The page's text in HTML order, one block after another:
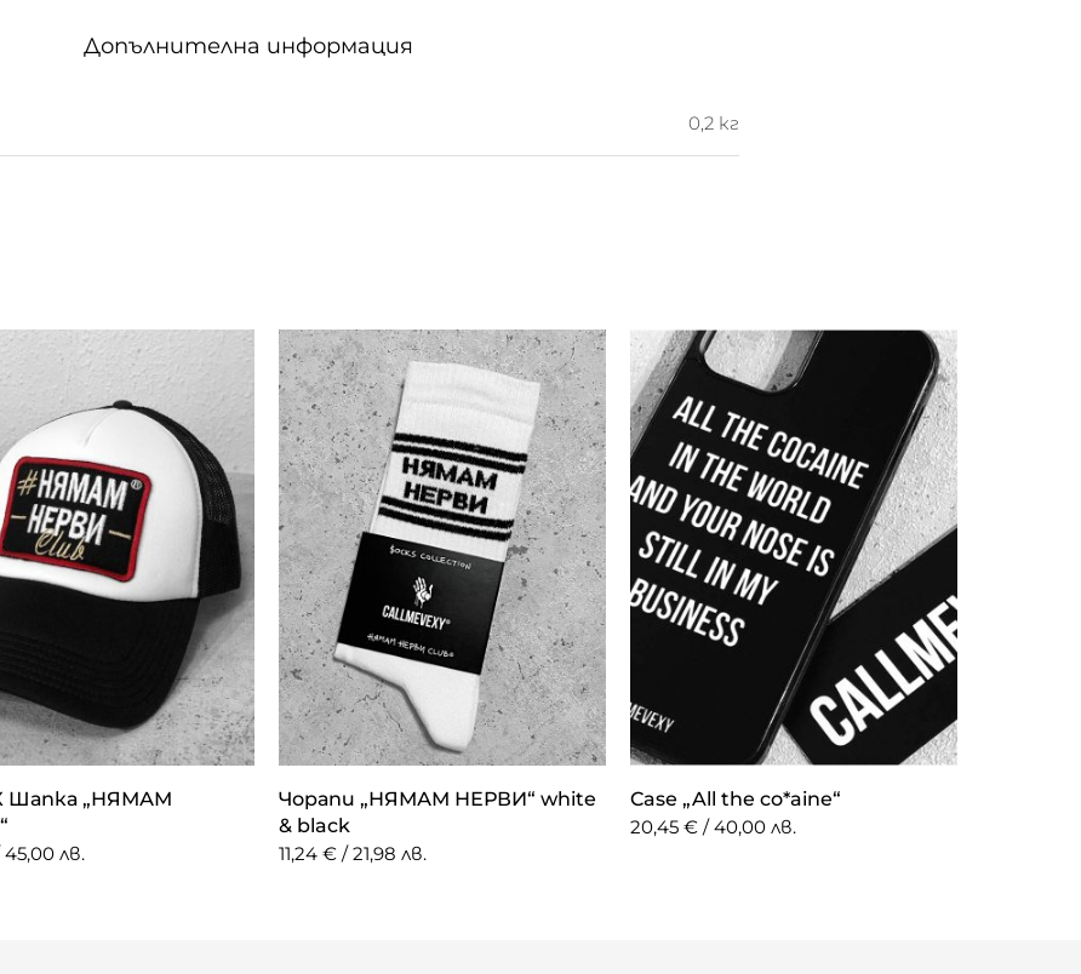
Допълнителна информация
0,2 кг
Шапка „НЯМАМ
45,00 лв.
Чорапи „НЯМАМ НЕРВИ“ white
& black
11,24 € / 21,98 лв.
Case „All the co*aine“
20,45 € / 40,00 лв.